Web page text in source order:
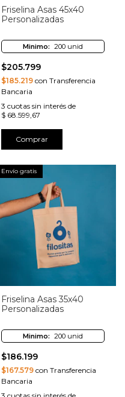
Friselina Asas 45x40
Personalizadas
Minimo: 200 unid
$205.799
$185.219con Transferencia
Bancaria
3 cuotas sin interés de
$ 68.599,67
Comprar
Envío gratis
Friselina Asas 35x40
Personalizadas
Minimo: 200 unid
$186.199
$167.579con Transferencia
Bancaria